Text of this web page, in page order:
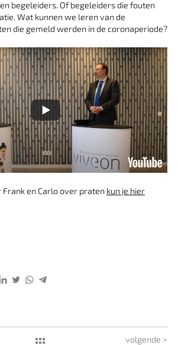
begeleiders. Of begeleiders die fouten
Wat kunnen we leren van de
die gemeld werden in de coronaperiode?
en Carlo over praten kun je hier
volgende >